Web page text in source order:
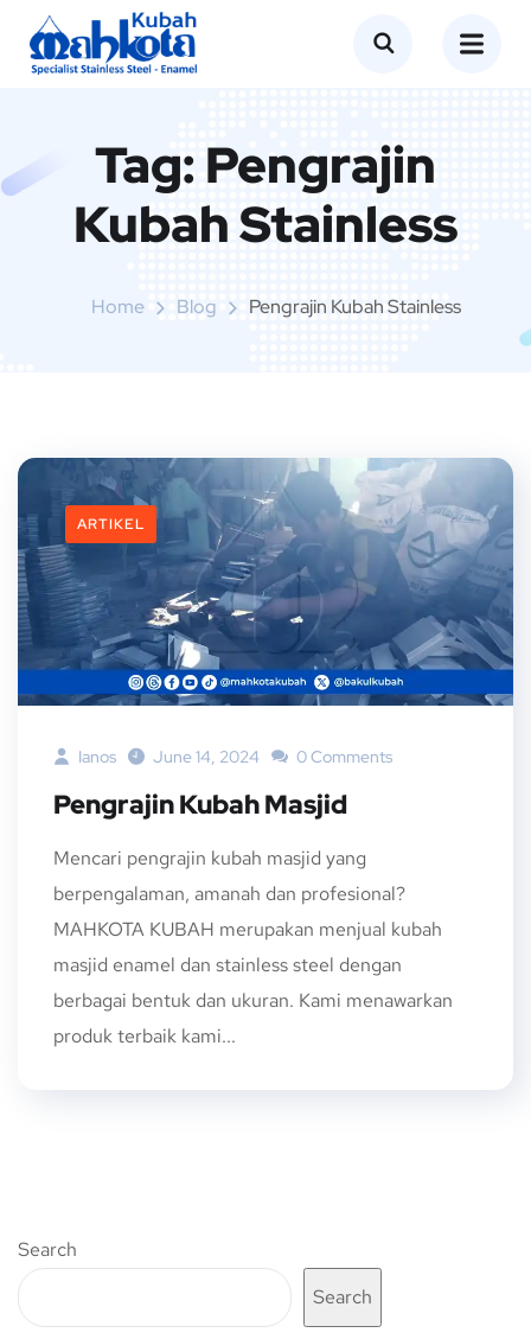
Tag:Pengrajin
Kubah Stainless
Home Blog Pengrajin Kubah Stainless
ARTIKEL
Ianos June 14, 2024 0 Comments
Pengrajin Kubah Masjid
Mencari pengrajin kubah masjid yang
berpengalaman, amanah dan profesional?
MAHKOTA KUBAH merupakan menjual kubah
masjid enamel dan stainless steel dengan
berbagai bentuk dan ukuran. Kami menawarkan
produk terbaik kami...
Search
Search